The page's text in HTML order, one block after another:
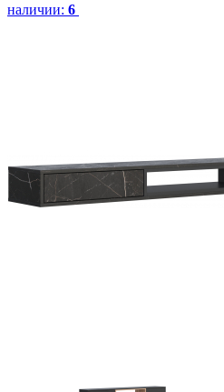
наличии: 6